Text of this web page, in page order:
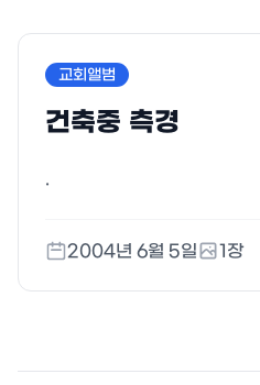
교회앨범
건축중 측경
2004년 6월 5일 1 장